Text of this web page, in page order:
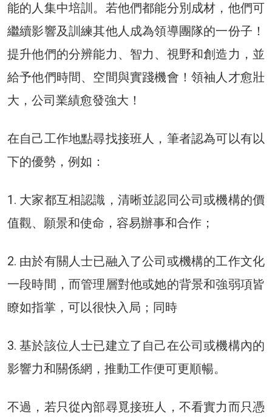
能的人集中培訓。若他們都能分別成材，他們可
繼續影響及訓練其他人成為領導團隊的一份子！
提升他們的分辨能力、智力、視野和創造力，並
給予他們時間、空間與實踐機會！領袖人才愈壯
大，公司業績愈發強大！
在自己工作地點尋找接班人，筆者認為可以有以
下的優勢，例如：
1. 大家都互相認識，清晰並認同公司或機構的價
值觀、願景和使命，容易辦事和合作；
2. 由於有關人士已融入了公司或機構的工作文化
一段時間，而管理層對他或她的背景和強弱項皆
瞭如指掌，可以很快入局；同時
3. 基於該位人士已建立了自己在公司或機構內的
影響力和關係網，推動工作便可更順暢。
不過，若只從內部尋覓接班人，不看實力而只憑